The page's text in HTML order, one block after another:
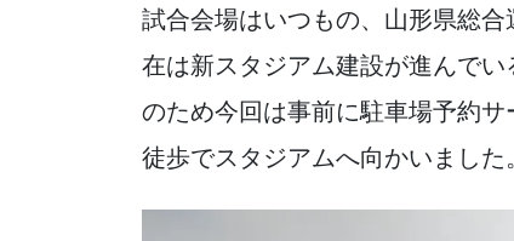
試合会場はいつもの、 山形県総合
在は新スタジアム建設が進んで
のため今回は事前に駐車場予約
徒歩でスタジアムへ向かいました